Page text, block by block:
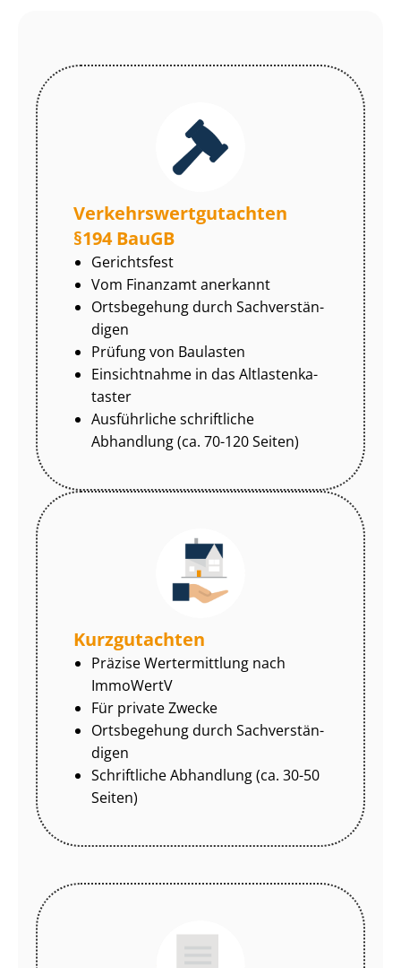
Ver­kehrs­wert­gut­ach­ten
§194 BauGB
Gerichtsfest
Vom Finanzamt anerkannt
Ortsbegehung durch Sach­ver­stän­
di­gen
Prüfung von Baulasten
Einsichtnahme in das Alt­las­ten­ka­
tas­ter
Ausführliche schriftliche
Abhandlung (ca. 70-120 Seiten)
Kurzgutachten
Präzise Wertermittlung nach
ImmoWertV
Für private Zwecke
Ortsbegehung durch Sach­ver­stän­
di­gen
Schriftliche Abhandlung (ca. 30-50
Seiten)